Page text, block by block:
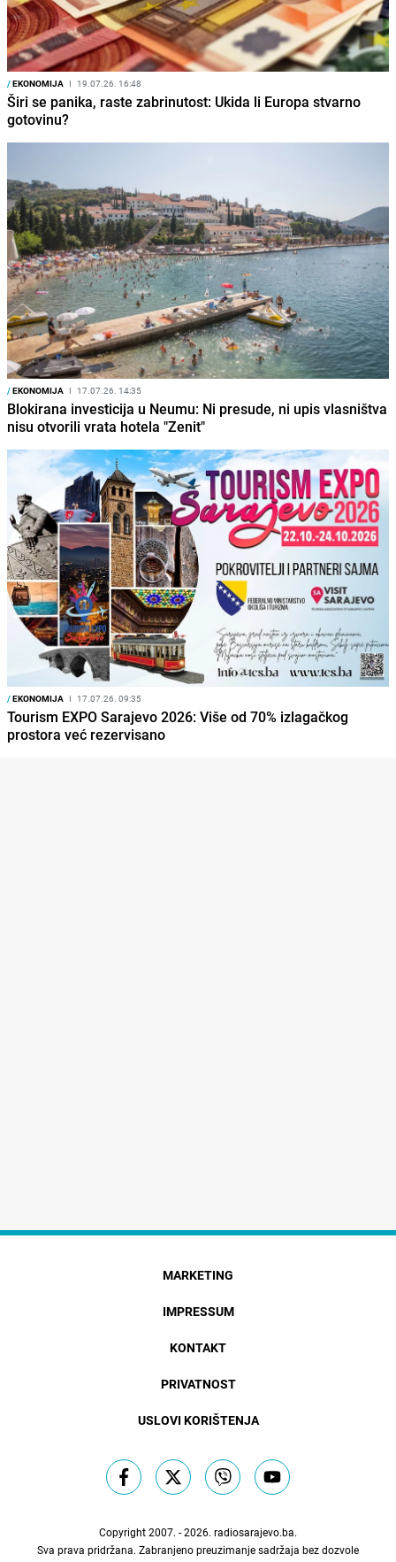
/EKONOMIJA I 19.07.26. 16:48
Širi se panika, raste zabrinutost: Ukida li Europa stvarno
gotovinu?
/EKONOMIJA I 17.07.26. 14:35
Blokirana investicija u Neumu: Ni presude, ni upis vlasništva
nisu otvorili vrata hotela "Zenit"
/EKONOMIJA I 17.07.26. 09:35
Tourism EXPO Sarajevo 2026: Više od 70% izlagačkog
prostora već rezervisano
MARKETING
IMPRESSUM
KONTAKT
PRIVATNOST
USLOVI KORIŠTENJA
Copyright 2007. - 2026. radiosarajevo.ba.
Sva prava pridržana. Zabranjeno preuzimanje sadržaja bez dozvole